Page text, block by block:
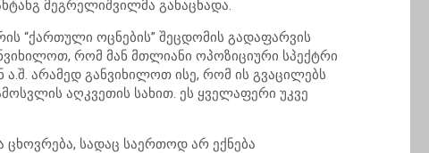
მეგრელიშვილმა განაცხადა.
“ქართული ოცნების” შეცდომის გადაფარვის
რომ მან მთლიანი ოპოზიციური სპექტრი
ა.შ. არამედ განვიხილოთ ისე, რომ ის გვაცილებს
აღკვეთის სახით. ეს ყველაფერი უკვე
ცხოვრება, სადაც საერთოდ არ ექნება